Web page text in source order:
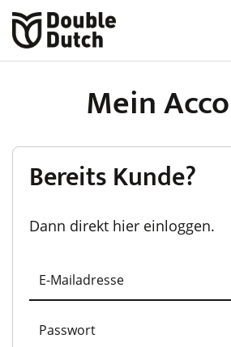
Mein
Bereits Kunde?
Dann direkt hier einloggen.